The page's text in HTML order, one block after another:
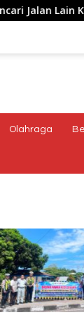
Lain Karena
Olahraga